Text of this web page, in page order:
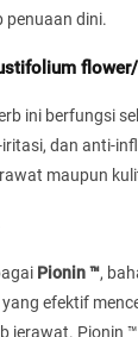
penuaan dini.
ini berfungsi
dan anti-
maupun
Pionin ™,
efektif
jerawat. Pionin